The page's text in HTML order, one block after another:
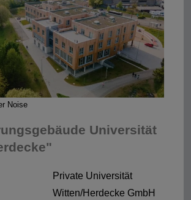
Noise
Universität
Private Universität
Witten/Herdecke GmbH